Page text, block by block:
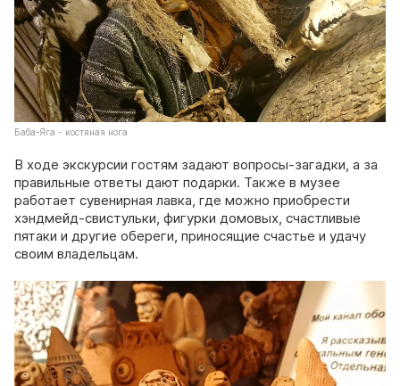
Баба-Яга - костяная нога
В ходе экскурсии гостям задают вопросы-загадки, а за
правильные ответы дают подарки. Также в музее
работает сувенирная лавка, где можно приобрести
хэндмейд-свистульки, фигурки домовых, счастливые
пятаки и другие обереги, приносящие счастье и удачу
своим владельцам.